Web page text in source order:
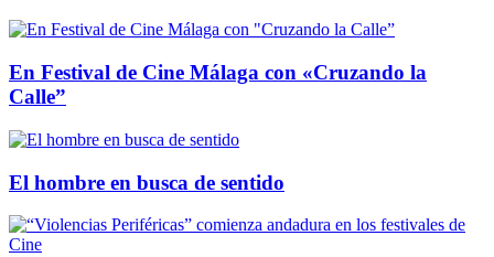
En Festival de Cine Málaga con «Cruzando la
Calle”
El hombre en busca de sentido